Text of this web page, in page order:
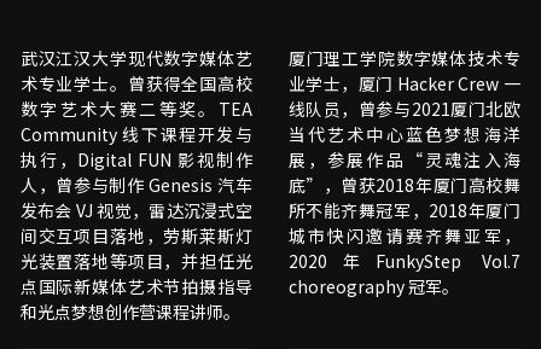
武汉江汉大学现代数字媒体艺
术专业学士。曾获得全国高校
数字艺术大赛二等奖。TEA
Community 线下课程开发与
执行，Digital FUN 影视制作
人，曾参与制作 Genesis 汽车
发布会 VJ 视觉，雷达沉浸式空
间交互项目落地，劳斯莱斯灯
光装置落地等项目，并担任光
点国际新媒体艺术节拍摄指导
和光点梦想创作营课程讲师。
厦门理工学院数字媒体技术专
业学士，厦门 Hacker Crew 一
线队员，曾参与2021厦门北欧
当代艺术中心蓝色梦想海洋
展，参展作品“灵魂注入海
底”，曾获2018年厦门高校舞
所不能齐舞冠军，2018年厦门
城市快闪邀请赛齐舞亚军，
2020年FunkyStep Vol.7
choreography 冠军。